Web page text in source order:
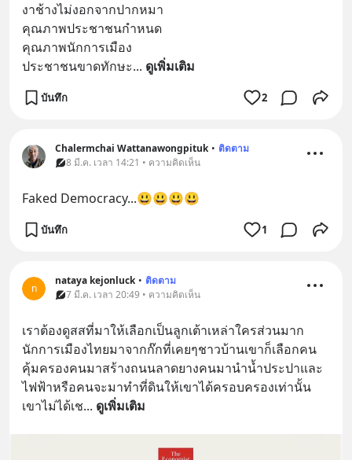
งาช้างไม่งอกจากปากหมา
คุณภาพประชาชนกำหนด
คุณภาพนักการเมือง
ประชาชนขาดทักษะ... ดูเพิ่มเติม
บันทึก 2
Chalermchai Wattanawongpituk • ติดตาม
8 มี.ค. เวลา 14:21 • ความคิดเห็น
Faked Democracy...😃😃😃😃
บันทึก 1
n
nataya​ kejonluck • ติดตาม
7 มี.ค. เวลา 20:49 • ความคิดเห็น
เราต้องดูสสที่มาให้เลือกเป็นลูกเต้าเหล่าใครส่วนมาก
นักการเมืองไทยมาจากก๊กที่เคยๆชาวบ้านเขาก็เลือกคน
คุ้มครองคนมาสร้างถนนลาดยางคนมานำน้ำประปาและ
ไฟฟ้าหรือคนจะมาทำที่ดินให้เขาได้ครอบครองเท่านั้น
เขาไม่ได้เช... ดูเพิ่มเติม